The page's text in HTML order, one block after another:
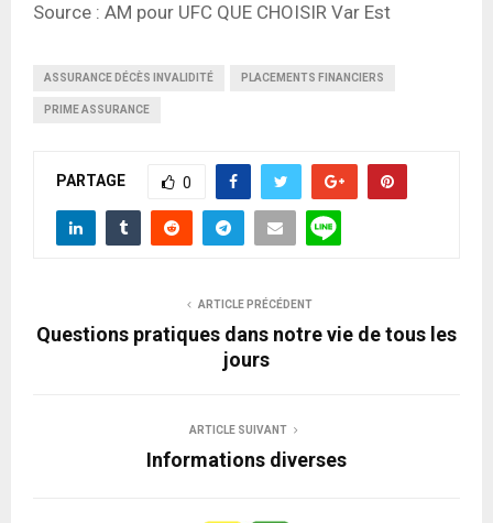
Source : AM pour UFC QUE CHOISIR Var Est
ASSURANCE DÉCÈS INVALIDITÉ PLACEMENTS FINANCIERS
PRIME ASSURANCE
PARTAGE 0
ARTICLE PRÉCÉDENT
Questions pratiques dans notre vie de tous les
jours
ARTICLE SUIVANT
Informations diverses